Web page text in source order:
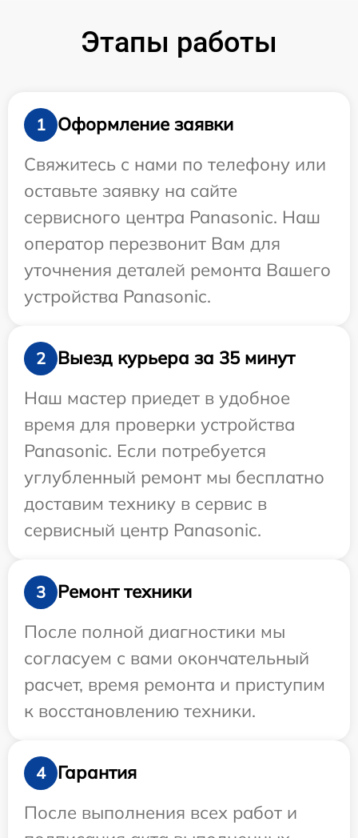
Этапы работы
1
Оформление заявки
Свяжитесь с нами по телефону или
оставьте заявку на сайте
сервисного центра Panasonic. Наш
оператор перезвонит Вам для
уточнения деталей ремонта Вашего
устройства Panasonic.
2
Выезд курьера за 35 минут
Наш мастер приедет в удобное
время для проверки устройства
Panasonic. Если потребуется
углубленный ремонт мы бесплатно
доставим технику в сервис в
сервисный центр Panasonic.
3
Ремонт техники
После полной диагностики мы
согласуем с вами окончательный
расчет, время ремонта и приступим
к восстановлению техники.
4
Гарантия
После выполнения всех работ и